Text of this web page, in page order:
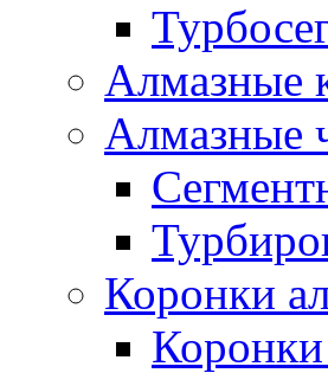
Алмазные
Алмазные
Коронки